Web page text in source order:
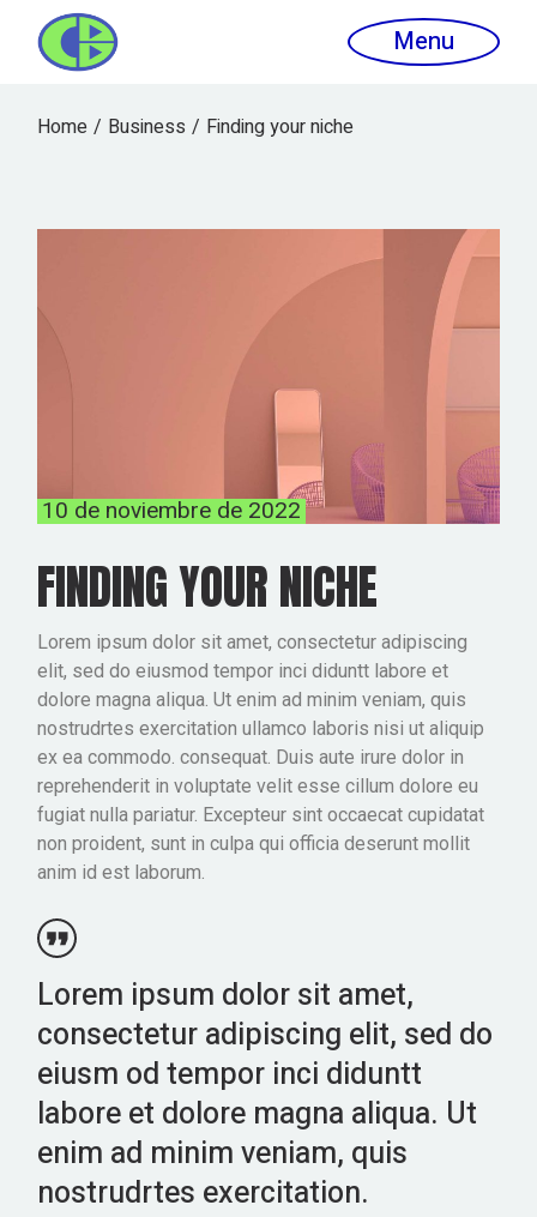
Menu
Home Business Finding your niche
10 de noviembre de 2022
FINDING YOUR NICHE
Lorem ipsum dolor sit amet, consectetur adipiscing
elit, sed do eiusmod tempor inci diduntt labore et
dolore magna aliqua. Ut enim ad minim veniam, quis
nostrudrtes exercitation ullamco laboris nisi ut aliquip
ex ea commodo. consequat. Duis aute irure dolor in
reprehenderit in voluptate velit esse cillum dolore eu
fugiat nulla pariatur. Excepteur sint occaecat cupidatat
non proident, sunt in culpa qui officia deserunt mollit
anim id est laborum.
Lorem ipsum dolor sit amet,
consectetur adipiscing elit, sed do
eiusm od tempor inci diduntt
labore et dolore magna aliqua. Ut
enim ad minim veniam, quis
nostrudrtes exercitation.